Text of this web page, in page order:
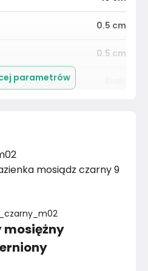
0.5 cm
0.5 cm
Biele kremy
parametrów
mosiądz czarny 9
mosiężny